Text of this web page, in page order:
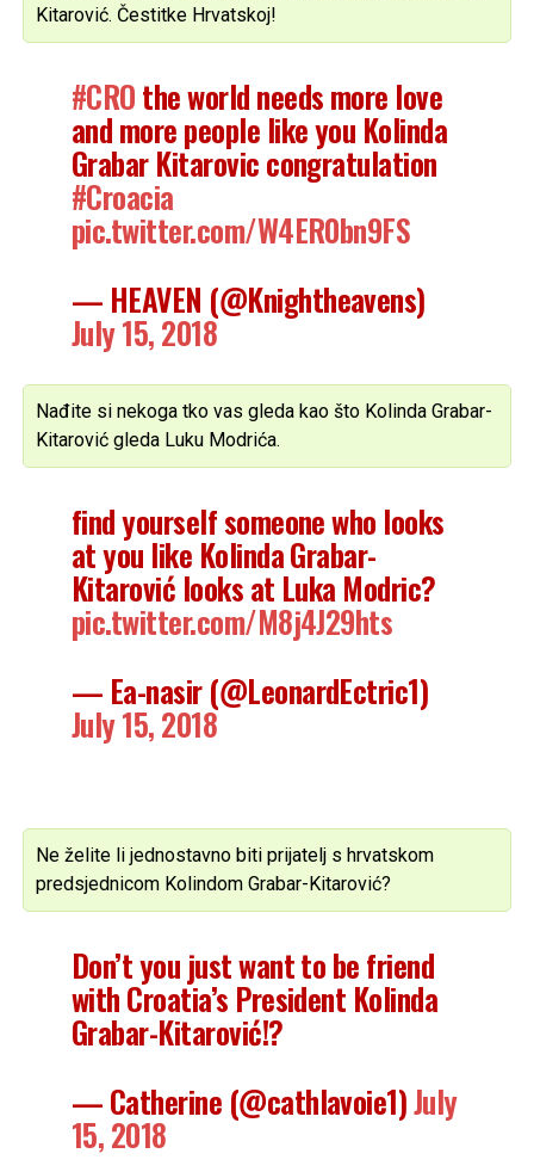
Kitarović. Čestitke Hrvatskoj!
#CROthe world needs more love
and more people like you Kolinda
Grabar Kitarovic congratulation
#Croacia
pic.twitter.com/W4ER0bn9FS
— HEAVEN (@Knightheavens)
July 15, 2018
Nađite si nekoga tko vas gleda kao što Kolinda Grabar-
Kitarović gleda Luku Modrića.
find yourself someone who looks
at you like Kolinda Grabar-
Kitarović looks at Luka Modric?
pic.twitter.com/M8j4J29hts
— Ea-nasir (@LeonardEctric1)
July 15, 2018
Ne želite li jednostavno biti prijatelj s hrvatskom
predsjednicom Kolindom Grabar-Kitarović?
Don’t you just want to be friend
with Croatia’s President Kolinda
Grabar-Kitarović!?
— Catherine (@cathlavoie1)July
15, 2018